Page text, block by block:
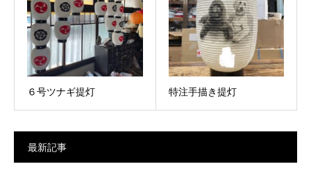
６号ツナギ提灯 特注手描き提灯
最新記事